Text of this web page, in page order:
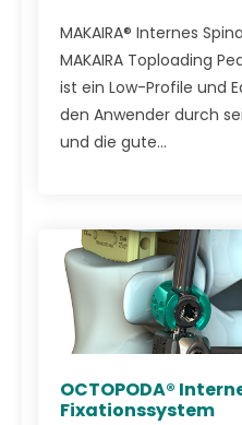
MAKAIRA® Internes
MAKAIRA Toploading
ist ein Low-Profile und
den Anwender durch
und die gute...
OCTOPODA®
Fixationssystem